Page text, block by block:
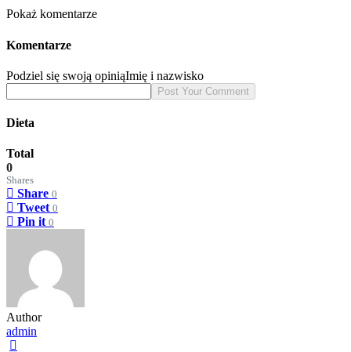
Pokaż komentarze
Komentarze
Podziel się swoją opiniąImię i nazwisko
Dieta
Total
0
Shares
Share 0
Tweet 0
Pin it 0
Author
admin